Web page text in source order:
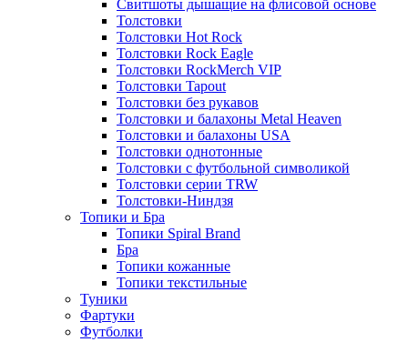
Свитшоты дышащие на флисовой основе
Толстовки
Толстовки Hot Rock
Толстовки Rock Eagle
Толстовки RockMerch VIP
Толстовки Tapout
Толстовки без рукавов
Толстовки и балахоны Metal Heaven
Толстовки и балахоны USA
Толстовки однотонные
Толстовки с футбольной символикой
Толстовки серии TRW
Толстовки-Ниндзя
Топики и Бра
Топики Spiral Brand
Бра
Топики кожанные
Топики текстильные
Туники
Фартуки
Футболки